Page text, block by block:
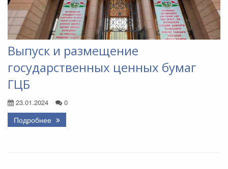
Выпуск и размещение
государственных ценных бумаг
ГЦБ
23.01.2024 0
Подробнее